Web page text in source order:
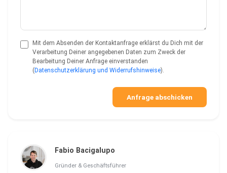
Mit dem Absenden der Kontaktanfrage erklärst du Dich mit der
Verarbeitung Deiner angegebenen Daten zum Zweck der
Bearbeitung Deiner Anfrage einverstanden
( Datenschutzerklärung und Widerrufshinweise).
Anfrage abschicken
Fabio Bacigalupo
Gründer & Geschäftsführer